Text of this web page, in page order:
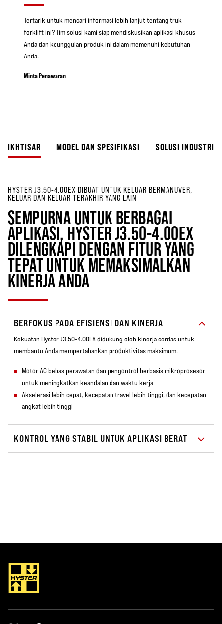
Tertarik untuk mencari informasi lebih lanjut tentang truk
forklift ini? Tim solusi kami siap mendiskusikan aplikasi khusus
Anda dan keunggulan produk ini dalam memenuhi kebutuhan
Anda.
Minta Penawaran
IKHTISAR MODEL DAN SPESIFIKASI SOLUSI INDUSTRI
HYSTER J3.50-4.00EX DIBUAT UNTUK KELUAR BERMANUVER,
KELUAR DAN KELUAR TERAKHIR YANG LAIN
SEMPURNA UNTUK BERBAGAI
APLIKASI, HYSTER J3.50-4.00EX
DILENGKAPI DENGAN FITUR YANG
TEPAT UNTUK MEMAKSIMALKAN
KINERJA ANDA
BERFOKUS PADA EFISIENSI DAN KINERJA
Kekuatan Hyster J3.50-4.00EX didukung oleh kinerja cerdas untuk
membantu Anda mempertahankan produktivitas maksimum.
Motor AC bebas perawatan dan pengontrol berbasis mikroprosesor
untuk meningkatkan keandalan dan waktu kerja
Akselerasi lebih cepat, kecepatan travel lebih tinggi, dan kecepatan
angkat lebih tinggi
KONTROL YANG STABIL UNTUK APLIKASI BERAT